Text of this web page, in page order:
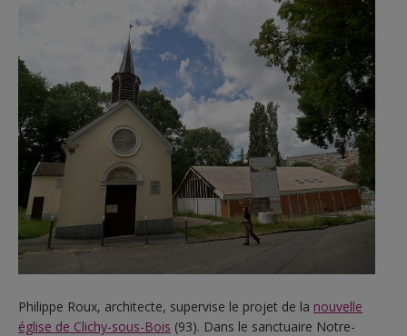
Philippe Roux, architecte, supervise le projet de la nouvelle
église de Clichy-sous-Bois (93). Dans le sanctuaire Notre-